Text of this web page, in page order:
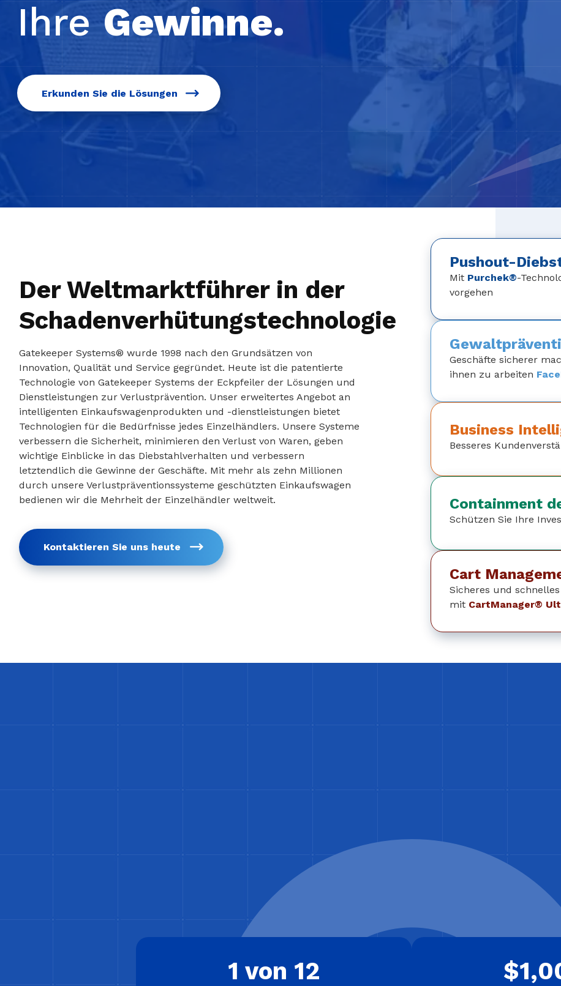
IhreGewinne.
Erkunden Sie die Lösungen
Der Weltmarktführer in der
Schadenverhütungstechnologie
Gatekeeper Systems® wurde 1998 nach den Grundsätzen von
Innovation, Qualität und Service gegründet. Heute ist die patentierte
Technologie von Gatekeeper Systems der Eckpfeiler der Lösungen und
Dienstleistungen zur Verlustprävention. Unser erweitertes Angebot an
intelligenten Einkaufswagenprodukten und -dienstleistungen bietet
Technologien für die Bedürfnisse jedes Einzelhändlers. Unsere Systeme
verbessern die Sicherheit, minimieren den Verlust von Waren, geben
wichtige Einblicke in das Diebstahlverhalten und verbessern
letztendlich die Gewinne der Geschäfte. Mit mehr als zehn Millionen
durch unsere Verlustpräventionssysteme geschützten Einkaufswagen
bedienen wir die Mehrheit der Einzelhändler weltweit.
Kontaktieren Sie uns heute
Pushout-
Mit Purchek®-
vorgehen
Geschäfte sicherer
ihnen zu arbeiten
Business
Besseres
Containment
Schützen Sie Ihre
Cart
Sicheres und
mit CartManager®
1 von 12